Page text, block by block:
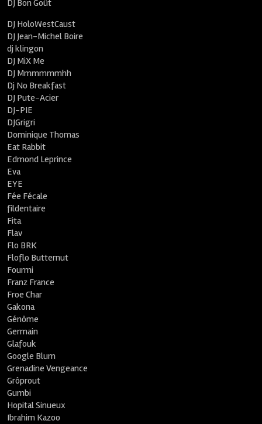
DJ Bon Goût
DJ HoloWestCaust
DJ Jean-Michel Boire
dj klingon
DJ MiX Me
DJ Mmmmmmhh
Dj No Breakfast
DJ Pute-Acier
DJ-PIE
DJGrigri
Dominique Thomas
Eat Rabbit
Edmond Leprince
Eva
EYE
Fée Fécale
fildentaire
Fita
Flav
Flo BRK
Floflo Butternut
Fourmi
Franz France
Froe Char
Gakona
Génôme
Germain
Glafouk
Google Blum
Grenadine Vengeance
Grôprout
Gumbi
Hopital Sinueux
Ibrahim Kazoo